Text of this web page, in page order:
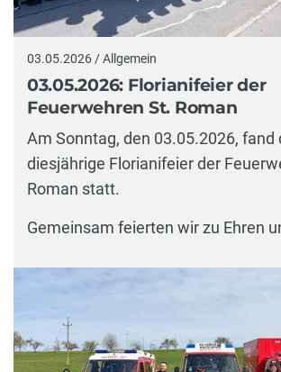
03.05.2026 / Allgemein
03.05.2026: Florianifeier der
Feuerwehren St. Roman
Am Sonntag, den 03.05.2026, fand
diesjährige Florianifeier der
Roman statt.
Gemeinsam feierten wir zu Ehren